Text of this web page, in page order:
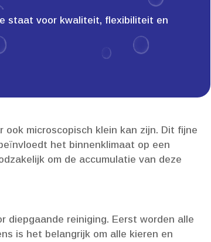
staat voor kwaliteit, flexibiliteit en
microscopisch klein kan zijn.​ Dit fijne
het binnenklimaat op een
om de accumulatie van deze
diepgaande reiniging.​ Eerst worden alle
is het belangrijk om alle kieren en